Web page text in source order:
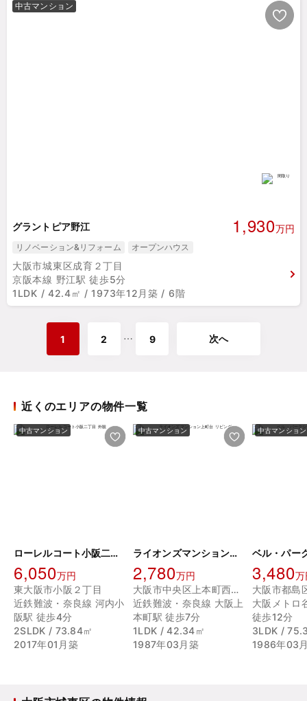
中古マンション
グラントピア野江 1,930万円
リノベーション&リフォーム オープンハウス
大阪市城東区成育２丁目
京阪本線 野江駅 徒歩5分
1LDK / 42.4㎡ / 1973年12月築 / 6階
1 2 ⋯ 9 次へ
近くのエリアの物件一覧
中古マンション
ローレルコート小阪二丁目
6,050万円
東大阪市小阪２丁目
近鉄難波・奈良線 河内小
阪駅 徒歩4分
2SLDK / 73.84㎡
2017年01月築
中古マンション
ライオンズマンション上町台
2,780万円
大阪市中央区上本町西４丁目
近鉄難波・奈良線 大阪上
本町駅 徒歩7分
1LDK / 42.34㎡
1987年03月築
中古マンション
3,480万
大阪メトロ
徒歩12分
3LDK /
1986年03